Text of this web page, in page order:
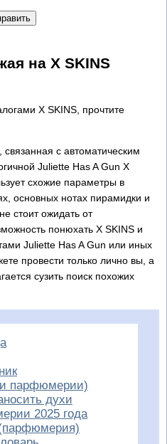
на X SKINS
X SKINS, прочтите
с автоматическим
Juliette Has A Gun X
схожие параметры в
основных нотах пирамидки и
стоит ожидать от
понюхать X SKINS и
Juliette Has A Gun или иных
провести только лично вы, а
сузить поиск похожих
парфюмерии)
духи
2025 года